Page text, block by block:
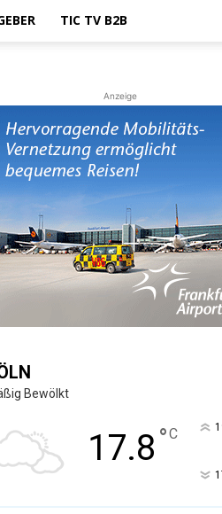
TIC TV B2B
Anzeige
Bewölkt
17.8 °C